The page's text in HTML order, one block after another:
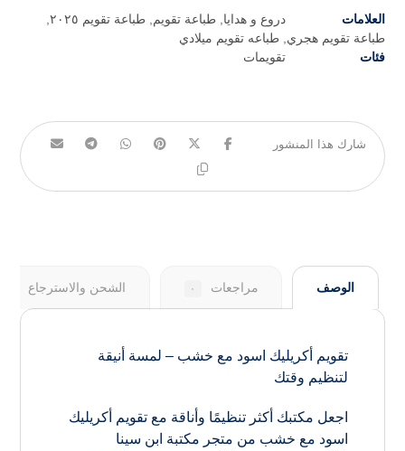
العلامات دروع و هدايا ,طباعة تقويم ,طباعة تقويم ٢٠٢٥
طباعة تقويم هجري ,طباعه تقويم ميلادي
فئات
تقويمات
الوصف مراجعات ٠ الشحن والاسترجاع
تقويم أكريليك اسود مع خشب – لمسة أنيقة
لتنظيم وقتك
اجعل مكتبك أكثر تنظيمًا وأناقة مع تقويم أكريليك
اسود مع خشب من متجر مكتبة ابن سينا